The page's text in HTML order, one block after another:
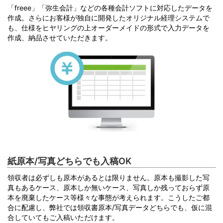
「freee」「弥生会計」などの各種会計ソフトに対応したデータを
作成。さらにお客様が独自に開発したオリジナル経理システムで
も、仕様をヒヤリングの上オーダーメイドの形式で入力データを
作成、納品させていただきます。
紙原本/写真どちらでも入稿OK
領収者は必ずしも原本があるとは限りません。原本も撮影した写
真もあるケース、原本しか無いケース、写真しか残っておらず原
本を廃棄したケース等様々な事態が考えられます。こうしたご都
合に配慮し、弊社では領収書原本/写真データどちらでも、仮に混
合していてもご入稿いただけます。